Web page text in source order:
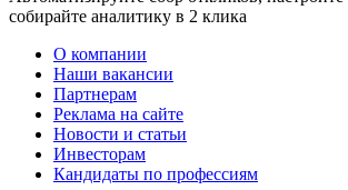
собирайте аналитику в 2 клика
О компании
Наши вакансии
Партнерам
Реклама на сайте
Новости и статьи
Инвесторам
Кандидаты по профессиям